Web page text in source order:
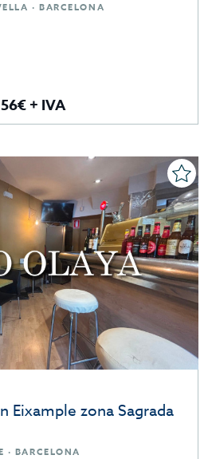
· BARCELONA
+ IVA
Eixample zona Sagrada
· BARCELONA